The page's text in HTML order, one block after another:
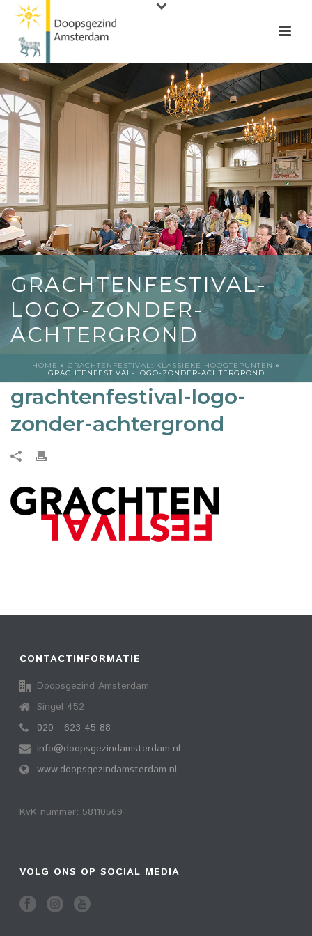
GRACHTENFESTIVAL-
LOGO-ZONDER-
ACHTERGROND
HOME » GRACHTENFESTIVAL: KLASSIEKE HOOGTEPUNTEN »
GRACHTENFESTIVAL-LOGO-ZONDER-ACHTERGROND
grachtenfestival-logo-
zonder-achtergrond
CONTACTINFORMATIE
Doopsgezind Amsterdam
Singel 452
020 - 623 45 88
info@doopsgezindamsterdam.nl
www.doopsgezindamsterdam.nl
KvK nummer: 58110569
VOLG ONS OP SOCIAL MEDIA